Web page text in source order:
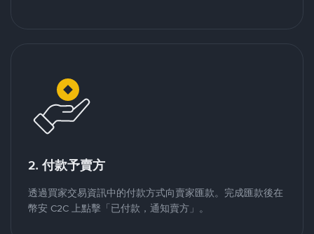
2. 付款予賣方
透過買家交易資訊中的付款方式向賣家匯款。完成匯款後在
幣安 C2C 上點擊「已付款，通知賣方」。